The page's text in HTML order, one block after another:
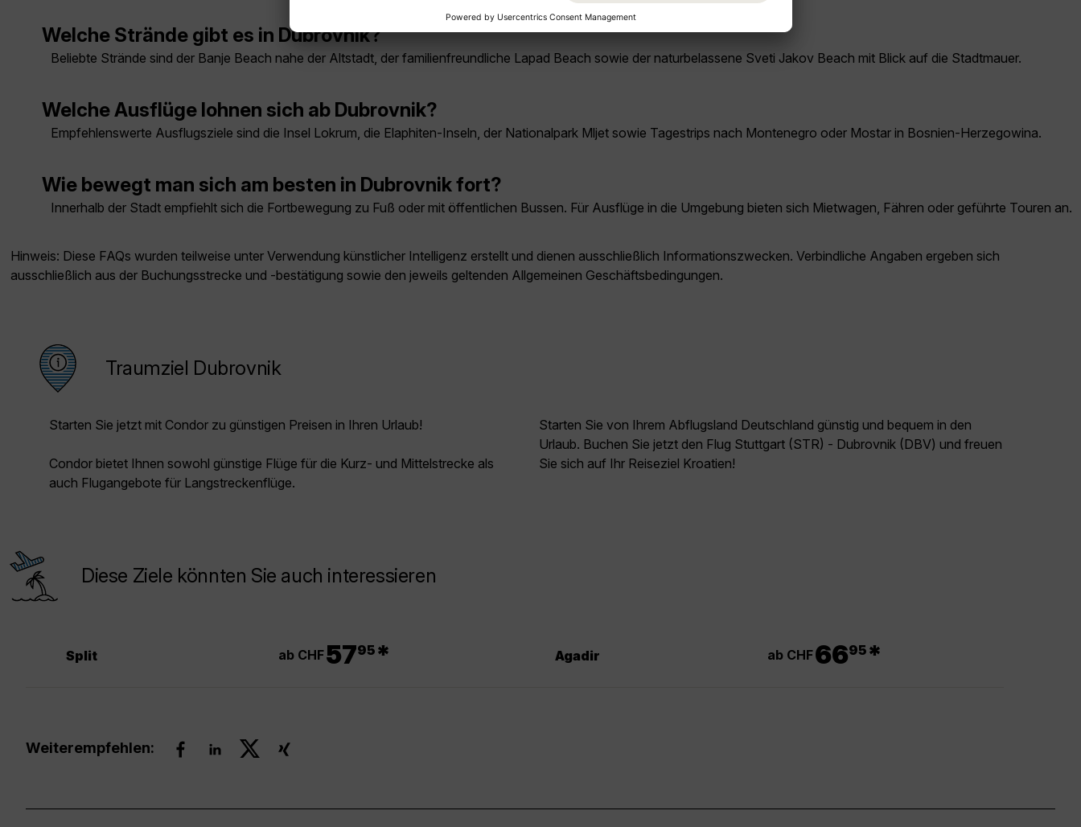
Welche Strände gibt es in Dubrovnik?
Beliebte Strände sind der Banje Beach nahe der Altstadt, der familienfreundliche Lapad Beach sowie der naturbelassene Sveti Jakov Beach mit Blick auf die Stadtmauer.
Welche Ausflüge lohnen sich ab Dubrovnik?
Empfehlenswerte Ausflugsziele sind die Insel Lokrum, die Elaphiten-Inseln, der Nationalpark Mljet sowie Tagestrips nach Montenegro oder Mostar in Bosnien-Herzegowina.
Wie bewegt man sich am besten in Dubrovnik fort?
Innerhalb der Stadt empfiehlt sich die Fortbewegung zu Fuß oder mit öffentlichen Bussen. Für Ausflüge in die Umgebung bieten sich Mietwagen, Fähren oder geführte Touren an.
Hinweis: Diese FAQs wurden teilweise unter Verwendung künstlicher Intelligenz erstellt und dienen ausschließlich Informationszwecken. Verbindliche Angaben ergeben sich
ausschließlich aus der Buchungsstrecke und -bestätigung sowie den jeweils geltenden Allgemeinen Geschäftsbedingungen.
Traumziel Dubrovnik
Starten Sie jetzt mit Condor zu günstigen Preisen in Ihren Urlaub!
Condor bietet Ihnen sowohl günstige Flüge für die Kurz- und Mittelstrecke als
auch Flugangebote für Langstreckenflüge.
Starten Sie von Ihrem Abflugsland Deutschland günstig und bequem in den
Urlaub. Buchen Sie jetzt den Flug Stuttgart (STR) - Dubrovnik (DBV) und freuen
Sie sich auf Ihr Reiseziel Kroatien!
Diese Ziele könnten Sie auch interessieren
Split ab CHF5795 * Agadir ab CHF6695 *
Weiterempfehlen: